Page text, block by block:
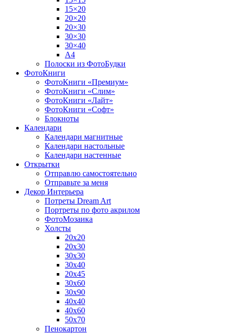
15×20
20×20
20×30
30×30
30×40
A4
Полоски из ФотоБудки
ФотоКниги
ФотоКниги «Премиум»
ФотоКниги «Слим»
ФотоКниги «Лайт»
ФотоКниги «Софт»
Блокноты
Календари
Календари магнитные
Календари настольные
Календари настенные
Открытки
Отправлю самостоятельно
Отправьте за меня
Декор Интерьера
Потреты Dream Art
Портреты по фото акрилом
ФотоМозаика
Холсты
20х20
20х30
30х30
30х40
20х45
30х60
30х90
40х40
40х60
50х70
Пенокартон